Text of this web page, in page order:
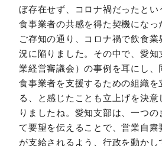
ぼ存在せず、コロナ禍だったとい
食事業者の共感を得た契機になっ
ご存知の通り、コロナ禍で飲食業
況に陥りました。その中で、愛知
業経営審議会）の事例を耳にし、
食事業者を支援するための組織を
る、と感じたことも立上げを決意
りましたね。愛知支部は、一つの
て要望を伝えることで、営業自粛
が支給されるよう、行政を動か